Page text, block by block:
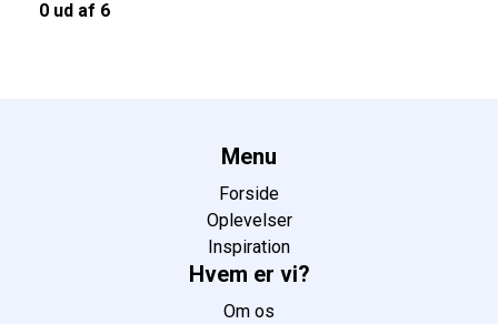
0 ud af 6
Menu
Forside
Oplevelser
Inspiration
Hvem er vi?
Om os